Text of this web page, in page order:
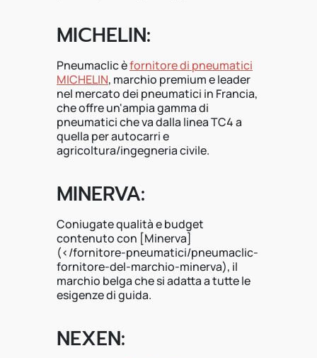
MICHELIN:
Pneumaclic èfornitore di pneumatici
MICHELIN, marchio premium e leader
nel mercato dei pneumatici in Francia,
che offre un'ampia gamma di
pneumatici che va dalla linea TC4 a
quella per autocarri e
agricoltura/ingegneria civile.
MINERVA:
Coniugate qualità e budget
contenuto con [Minerva]
(</fornitore-pneumatici/pneumaclic-
fornitore-del-marchio-minerva), il
marchio belga che si adatta a tutte le
esigenze di guida.
NEXEN: